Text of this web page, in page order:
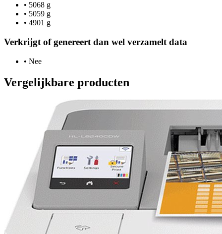
• 5068 g
• 5059 g
• 4901 g
Verkrijgt of genereert dan wel verzamelt data
• Nee
Vergelijkbare producten